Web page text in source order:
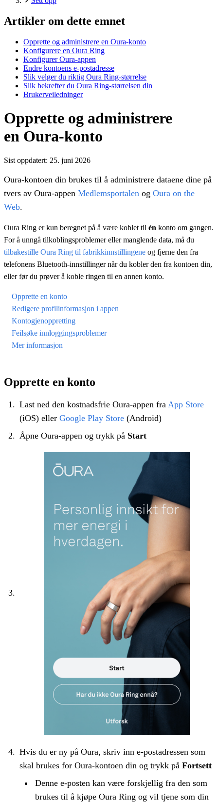
Artikler om dette emnet
Opprette og administrere en Oura-konto
Konfigurere en Oura Ring
Konfigurer Oura-appen
Endre kontoens e-postadresse
Slik velger du riktig Oura Ring-størrelse
Slik bekrefter du Oura Ring-størrelsen din
Brukerveiledninger
Opprette og administrere
en Oura-konto
Sist oppdatert: 25. juni 2026
Oura-kontoen din brukes til å administrere dataene dine på
tvers av Oura-appen Medlemsportalen og Oura on the
Web.
Oura Ring er kun beregnet på å være koblet til én konto om gangen.
For å unngå tilkoblingsproblemer eller manglende data, må du
tilbakestille Oura Ring til fabrikkinnstillingene og fjerne den fra
telefonens Bluetooth-innstillinger når du kobler den fra kontoen din,
eller før du prøver å koble ringen til en annen konto.
Opprette en konto
Redigere profilinformasjon i appen
Kontogjenoppretting
Feilsøke innloggingsproblemer
Mer informasjon
Opprette en konto
Last ned den kostnadsfrie Oura-appen fra App Store
(iOS) eller Google Play Store (Android)
Åpne Oura-appen og trykk på Start
Hvis du er ny på Oura, skriv inn e-postadressen som
skal brukes for Oura-kontoen din og trykk på Fortsett
Denne e-posten kan være forskjellig fra den som
brukes til å kjøpe Oura Ring og vil tjene som din